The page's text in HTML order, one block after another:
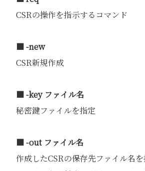
CSRの操作を指示するコマンド
■ -new
CSR新規作成
■ -key ファイル名
秘密鍵ファイルを指定
■ -out ファイル名
作成したCSRの保存先ファイル名を